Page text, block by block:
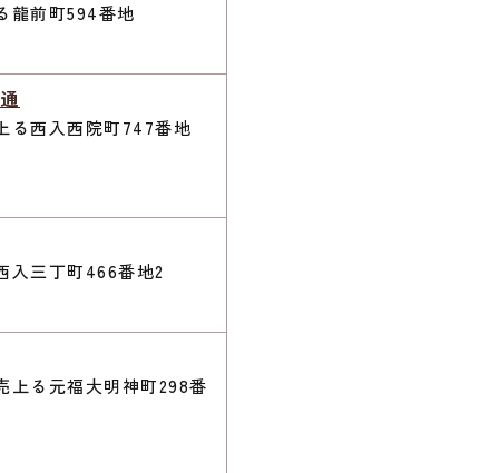
龍前町594番地
る西入西院町747番地
入三丁町466番地2
上る元福大明神町298番